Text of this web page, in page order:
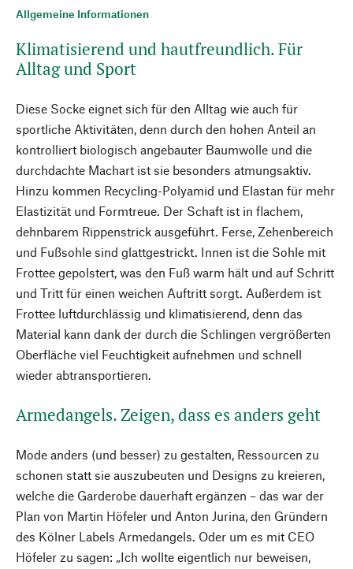
Allgemeine Informationen
Klimatisierend und hautfreundlich. Für
Alltag und Sport
Diese Socke eignet sich für den Alltag wie auch für
sportliche Aktivitäten, denn durch den hohen Anteil an
kontrolliert biologisch angebauter Baumwolle und die
durchdachte Machart ist sie besonders atmungsaktiv.
Hinzu kommen Recycling-Polyamid und Elastan für mehr
Elastizität und Formtreue. Der Schaft ist in flachem,
dehnbarem Rippenstrick ausgeführt. Ferse, Zehenbereich
und Fußsohle sind glattgestrickt. Innen ist die Sohle mit
Frottee gepolstert, was den Fuß warm hält und auf Schritt
und Tritt für einen weichen Auftritt sorgt. Außerdem ist
Frottee luftdurchlässig und klimatisierend, denn das
Material kann dank der durch die Schlingen vergrößerten
Oberfläche viel Feuchtigkeit aufnehmen und schnell
wieder abtransportieren.
Armedangels. Zeigen, dass es anders geht
Mode anders (und besser) zu gestalten, Ressourcen zu
schonen statt sie auszubeuten und Designs zu kreieren,
welche die Garderobe dauerhaft ergänzen – das war der
Plan von Martin Höfeler und Anton Jurina, den Gründern
des Kölner Labels Armedangels. Oder um es mit CEO
Höfeler zu sagen: „Ich wollte eigentlich nur beweisen,